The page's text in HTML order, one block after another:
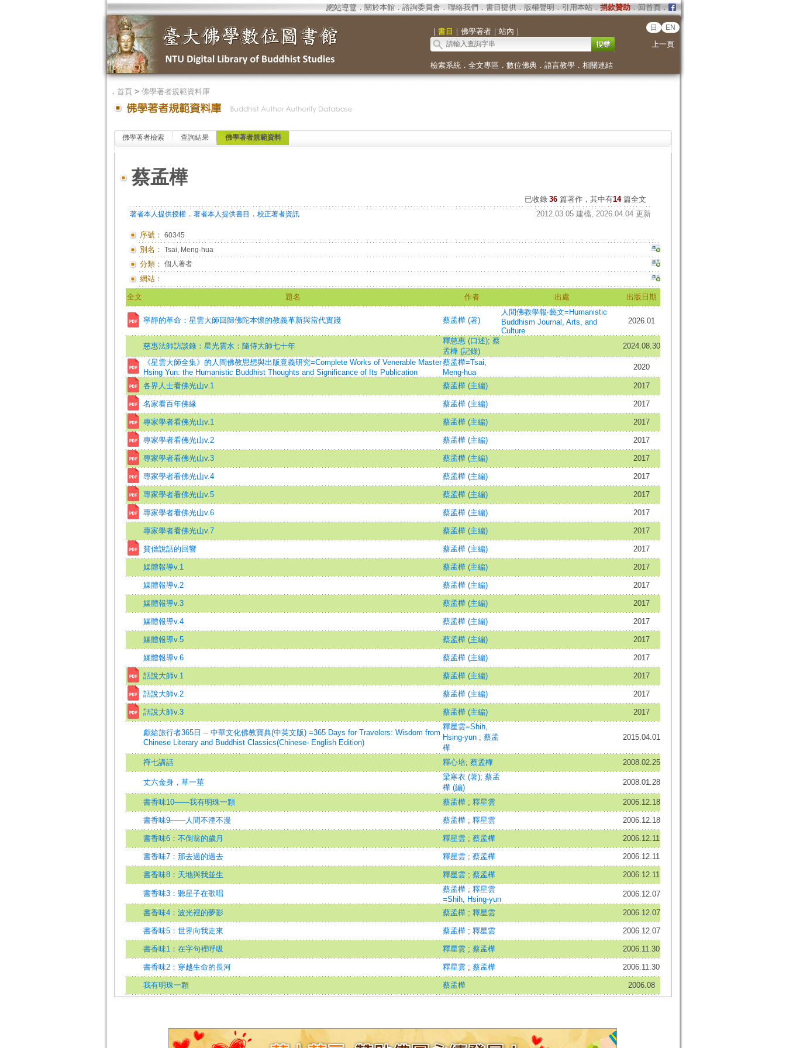
網站導覽 ． 關於本館． 諮詢委員會． 聯絡我們 ． 書目提供． 版權聲明 ． 引用本站． 捐款贊助．回首頁．
｜ 書目 ｜ 佛學著者｜ 站內 ｜ 日 EN
上一頁
檢索系統． 全文專區 ． 數位佛典． 語言教學． 相關連結
． 首頁> 佛學著者規範資料庫
佛學著者檢索 查詢結果 佛學著者規範資料
蔡孟樺
已收錄 36 篇著作，其中有14篇全文
著者本人提供授權． 著者本人提供書目 ． 校正著者資訊 2012.03.05 建檔, 2026.04.04 更新
序號： 60345
別名： Tsai, Meng-hua
分類： 個人著者
網站：
全文 題名 作者 出處 出版日期
寧靜的革命：星雲大師回歸佛陀本懷的教義革新與當代實踐 蔡孟樺 (著)
人間佛教學報‧藝文=Humanistic
Buddhism Journal, Arts, and
Culture
2026.01
慈惠法師訪談錄：星光雲水：隨侍大師七十年
釋慈惠 (口述); 蔡
孟樺 (記錄)
2024.08.30
《星雲大師全集》的人間佛教思想與出版意義研究=Complete Works of Venerable Master
Hsing Yun: the Humanistic Buddhist Thoughts and Significance of Its Publication
蔡孟樺=Tsai,
Meng-hua
2020
各界人士看佛光山v.1 蔡孟樺 (主編) 2017
名家看百年佛緣 蔡孟樺 (主編) 2017
專家學者看佛光山v.1 蔡孟樺 (主編) 2017
專家學者看佛光山v.2 蔡孟樺 (主編) 2017
專家學者看佛光山v.3 蔡孟樺 (主編) 2017
專家學者看佛光山v.4 蔡孟樺 (主編) 2017
專家學者看佛光山v.5 蔡孟樺 (主編) 2017
專家學者看佛光山v.6 蔡孟樺 (主編) 2017
專家學者看佛光山v.7 蔡孟樺 (主編) 2017
貧僧說話的回響 蔡孟樺 (主編) 2017
媒體報導v.1 蔡孟樺 (主編) 2017
媒體報導v.2 蔡孟樺 (主編) 2017
媒體報導v.3 蔡孟樺 (主編) 2017
媒體報導v.4 蔡孟樺 (主編) 2017
媒體報導v.5 蔡孟樺 (主編) 2017
媒體報導v.6 蔡孟樺 (主編) 2017
話說大師v.1 蔡孟樺 (主編) 2017
話說大師v.2 蔡孟樺 (主編) 2017
話說大師v.3 蔡孟樺 (主編) 2017
獻給旅行者365日 -- 中華文化佛教寶典(中英文版) =365 Days for Travelers: Wisdom from
Chinese Literary and Buddhist Classics(Chinese- English Edition)
釋星雲=Shih,
Hsing-yun ; 蔡孟
樺
2015.04.01
禪七講話 釋心培; 蔡孟樺 2008.02.25
丈六金身，草一莖
梁寒衣 (著); 蔡孟
樺 (編)
2008.01.28
書香味10——我有明珠一顆 蔡孟樺 ; 釋星雲 2006.12.18
書香味9——人間不湮不漫 蔡孟樺 ; 釋星雲 2006.12.18
書香味6：不倒翁的歲月 釋星雲 ; 蔡孟樺 2006.12.11
書香味7：那去過的過去 釋星雲 ; 蔡孟樺 2006.12.11
書香味8：天地與我並生 釋星雲 ; 蔡孟樺 2006.12.11
書香味3：聽星子在歌唱 蔡孟樺 ; 釋星雲
=Shih, Hsing-yun
2006.12.07
書香味4：波光裡的夢影 蔡孟樺 ; 釋星雲 2006.12.07
書香味5：世界向我走來 蔡孟樺 ; 釋星雲 2006.12.07
書香味1：在字句裡呼吸 釋星雲 ; 蔡孟樺 2006.11.30
書香味2：穿越生命的長河 釋星雲 ; 蔡孟樺 2006.11.30
我有明珠一顆 蔡孟樺 2006.08